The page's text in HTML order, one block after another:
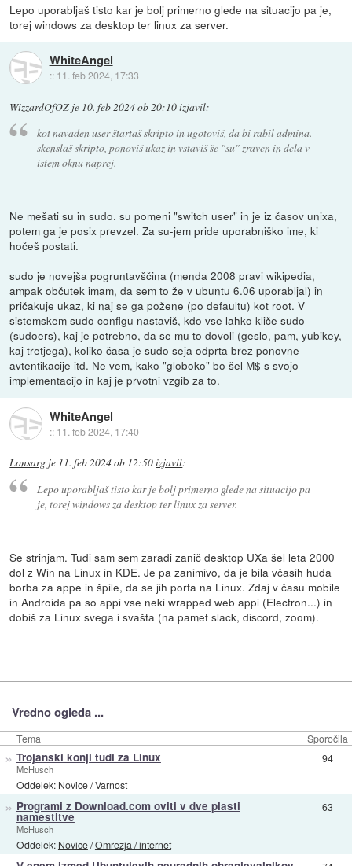
Lepo uporabljaš tisto kar je bolj primerno glede na situacijo pa je,
torej windows za desktop ter linux za server.
WhiteAngel
:: 11. feb 2024, 17:33
WizzardOfOZ je 10. feb 2024 ob 20:10izjavil:
kot navaden user štartaš skripto in ugotoviš, da bi rabil admina.
skenslaš skripto, ponoviš ukaz in vstaviš še "su" zraven in dela v
istem oknu naprej.
Ne mešati su in sudo. su pomeni "switch user" in je iz časov unixa,
potem ga je posix prevzel. Za su-jem pride uporabniško ime, ki
hočeš postati.
sudo je novejša pogruntavščina (menda 2008 pravi wikipedia,
ampak občutek imam, da sem to že v ubuntu 6.06 uporabljal) in
pričakuje ukaz, ki naj se ga požene (po defaultu) kot root. V
sistemskem sudo configu nastaviš, kdo vse lahko kliče sudo
(sudoers), kaj je potrebno, da se mu to dovoli (geslo, pam, yubikey,
kaj tretjega), koliko časa je sudo seja odprta brez ponovne
avtentikacije itd. Ne vem, kako "globoko" bo šel M$ s svojo
implementacijo in kaj je prvotni vzgib za to.
WhiteAngel
:: 11. feb 2024, 17:40
Lonsarg je 11. feb 2024 ob 12:50izjavil:
Lepo uporabljaš tisto kar je bolj primerno glede na situacijo pa
je, torej windows za desktop ter linux za server.
Se strinjam. Tudi sam sem zaradi zanič desktop UXa šel leta 2000
dol z Win na Linux in KDE. Je pa zanimivo, da je bila včasih huda
borba za appe in špile, da se jih porta na Linux. Zdaj v času mobile
in Androida pa so appi vse neki wrapped web appi (Electron...) in
dobiš za Linux svega i svašta (na pamet slack, discord, zoom).
Vredno ogleda ...
Tema Sporočila
» Trojanski konji tudi za Linux
McHusch
Oddelek: Novice/Varnost
94
» Programi z Download.com oviti v dve plasti
namestitve
McHusch
Oddelek: Novice/Omrežja / internet
63